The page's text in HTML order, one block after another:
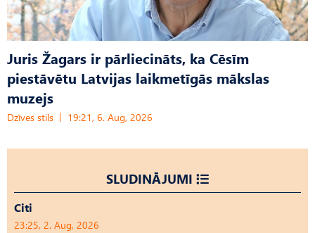
Juris Žagars ir pārliecināts, ka Cēsīm
piestāvētu Latvijas laikmetīgās mākslas
muzejs
Dzīves stils 19:21, 6. Aug, 2026
SLUDINĀJUMI
Citi
23:25, 2. Aug, 2026